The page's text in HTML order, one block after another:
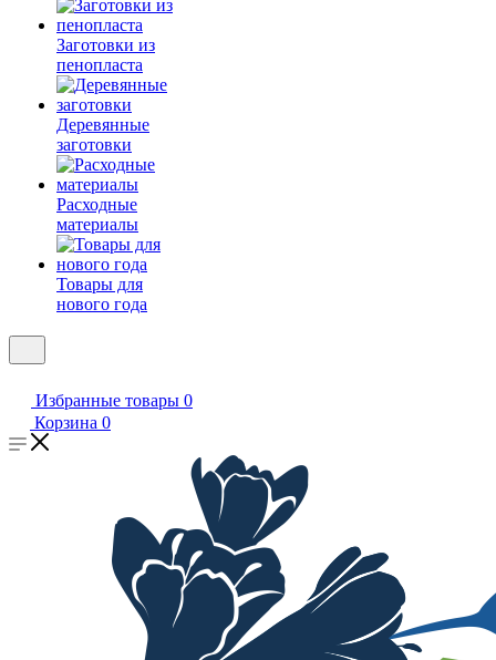
Заготовки из
пенопласта
Деревянные
заготовки
Расходные
материалы
Товары для
нового года
Избранные товары 0
Корзина 0